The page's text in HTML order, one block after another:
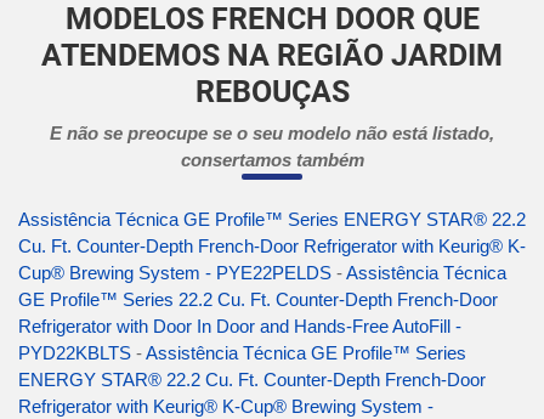
MODELOS FRENCH DOOR QUE
ATENDEMOS NA REGIÃO JARDIM
REBOUÇAS
E não se preocupe se o seu modelo não está listado,
consertamos também
Assistência Técnica GE Profile™ Series ENERGY STAR® 22.2
Cu. Ft. Counter-Depth French-Door Refrigerator with Keurig® K-
Cup® Brewing System - PYE22PELDS -Assistência Técnica
GE Profile™ Series 22.2 Cu. Ft. Counter-Depth French-Door
Refrigerator with Door In Door and Hands-Free AutoFill -
PYD22KBLTS -Assistência Técnica GE Profile™ Series
ENERGY STAR® 22.2 Cu. Ft. Counter-Depth French-Door
Refrigerator with Keurig® K-Cup® Brewing System -